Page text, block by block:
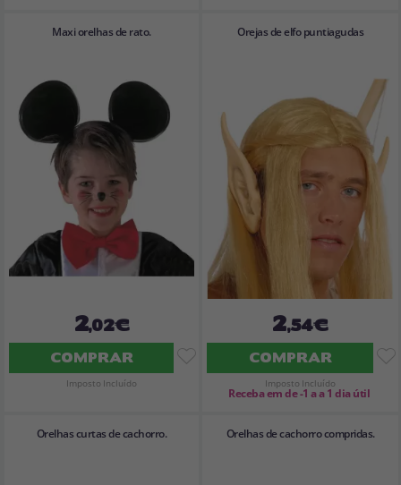
Maxi orelhas de rato.
2,02€
COMPRAR
Imposto Incluído
Orejas de elfo puntiagudas
2,54€
COMPRAR
Imposto Incluído
Receba em de -1 a a 1 dia útil
Orelhas curtas de cachorro. Orelhas de cachorro compridas.